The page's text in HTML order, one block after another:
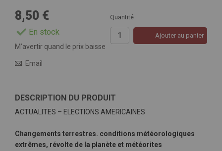
8,50 €
En stock
Quantité :
Ajouter au panier
M’avertir quand le prix baisse
Email
DESCRIPTION DU PRODUIT
ACTUALITES – ELECTIONS AMERICAINES
Changements terrestres. conditions météorologiques
extrêmes, révolte de la planète et météorites